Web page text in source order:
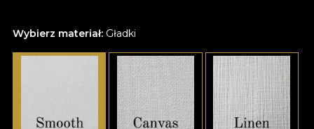
Wybierz materiał: Gładki